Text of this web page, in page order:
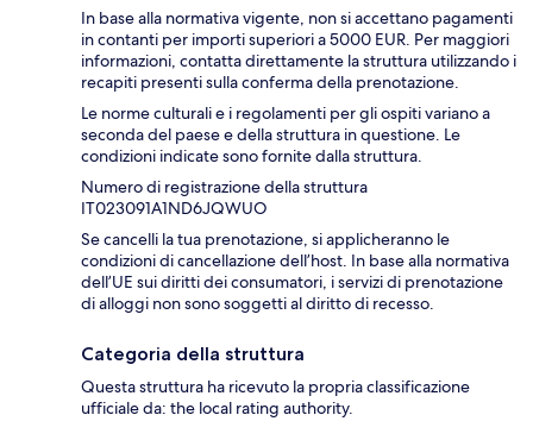
In base alla normativa vigente, non si accettano pagamenti
in contanti per importi superiori a 5000 EUR. Per maggiori
informazioni, contatta direttamente la struttura utilizzando i
recapiti presenti sulla conferma della prenotazione.
Le norme culturali e i regolamenti per gli ospiti variano a
seconda del paese e della struttura in questione. Le
condizioni indicate sono fornite dalla struttura.
Numero di registrazione della struttura
IT023091A1ND6JQWUO
Se cancelli la tua prenotazione, si applicheranno le
condizioni di cancellazione dell’host. In base alla normativa
dell’UE sui diritti dei consumatori, i servizi di prenotazione
di alloggi non sono soggetti al diritto di recesso.
Categoria della struttura
Questa struttura ha ricevuto la propria classificazione
ufficiale da: the local rating authority.